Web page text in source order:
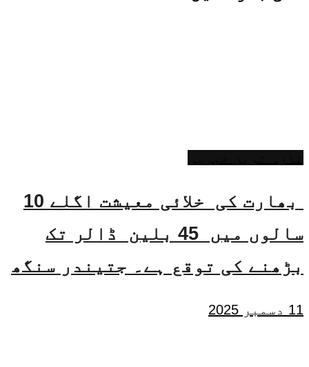
بھارت کی خلائی معیشت اگلے 10
سالوں میں 45 بلین ڈالر تک
بڑھنے کی توقع ہے۔ جتیندر سنگھ
11 دسمبر 2025